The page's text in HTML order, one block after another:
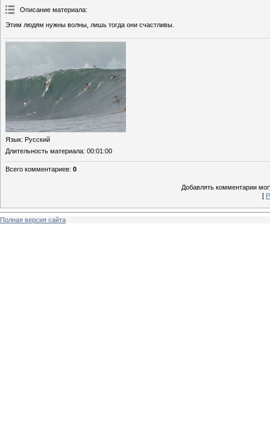
Описание материала:
Этим людям нужны волны, лишь тогда они счастливы.
Язык: Русский
Длительность материала: 00:01:00
Всего комментариев: 0
Добавлять комментарии
[
Полная версия сайта